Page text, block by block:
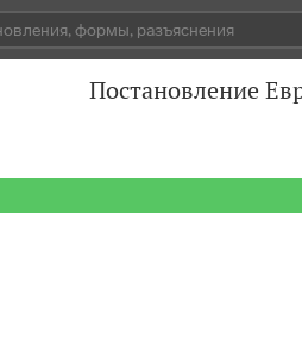
Постановление